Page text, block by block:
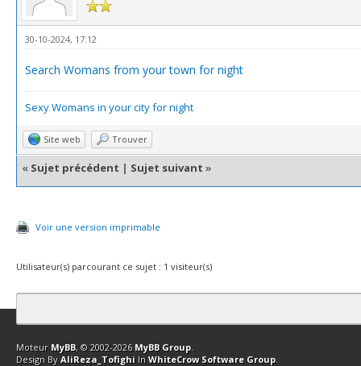
30-10-2024, 17:12
Search Womans from your town for night
Sexy Womans in your city for night
Site web Trouver
« Sujet précédent | Sujet suivant »
Voir une version imprimable
Utilisateur(s) parcourant ce sujet : 1 visiteur(s)
Contact Club Affiliation Retourner en haut Version bas-débit
Moteur MyBB, © 2002-2026 MyBB Group.
Design By AliReza_Tofighi In WhiteCrow Software Group.